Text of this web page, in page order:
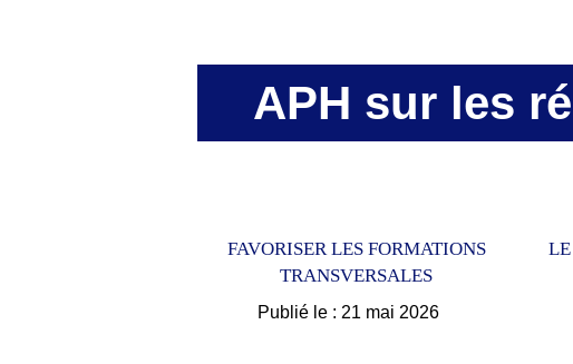
APH sur les
FAVORISER LES FORMATIONS
TRANSVERSALES
Publié le : 21 mai 2026